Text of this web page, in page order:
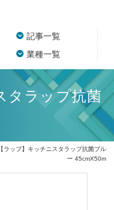
記事一覧
業種一覧
タラップ抗菌
ラップ】キッチニスタラップ抗菌ブル
ー 45cmX50m